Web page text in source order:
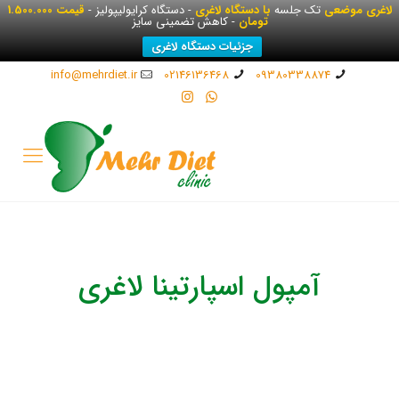
لاغری موضعیتک جلسهبا دستگاه لاغری- دستگاه کرایولیپولیز - قیمت 1.500.000
تومان- کاهش تضمینی سایز
جزئیات دستگاه لاغری
09380338874
02146136468
info@mehrdiet.ir
آمپول اسپارتینا لاغری